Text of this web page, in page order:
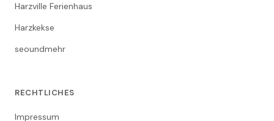
Harzville Ferienhaus
Harzkekse
seoundmehr
RECHTLICHES
Impressum